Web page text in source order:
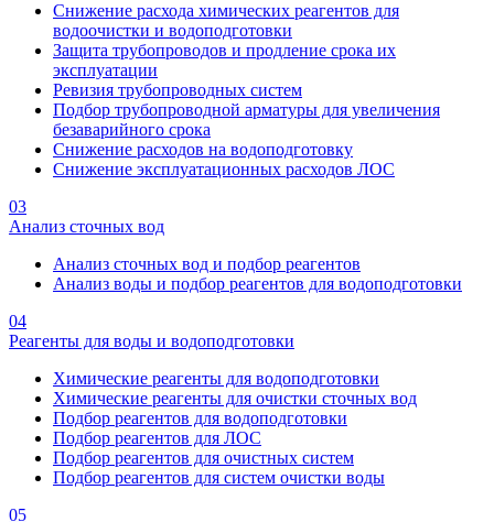
Снижение расхода химических реагентов для
водоочистки и водоподготовки
Защита трубопроводов и продление срока их
эксплуатации
Ревизия трубопроводных систем
Подбор трубопроводной арматуры для увеличения
безаварийного срока
Снижение расходов на водоподготовку
Снижение эксплуатационных расходов ЛОС
03
Анализ сточных вод
Анализ сточных вод и подбор реагентов
Анализ воды и подбор реагентов для водоподготовки
04
Реагенты для воды и водоподготовки
Химические реагенты для водоподготовки
Химические реагенты для очистки сточных вод
Подбор реагентов для водоподготовки
Подбор реагентов для ЛОС
Подбор реагентов для очистных систем
Подбор реагентов для систем очистки воды
05